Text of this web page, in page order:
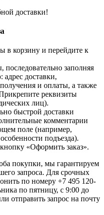
доставки!
в корзину и перейдите к
заполняя
доставки,
и оплаты, а также
реквизиты
лиц).
быстрой доставки
комментарии
поле (например,
подъезда).
«Оформить заказ».
покупки, мы гарантируем
запроса. Для срочных
по номеру +7 495 120-
по пятницу, с 9:00 до
отправить запрос на почту